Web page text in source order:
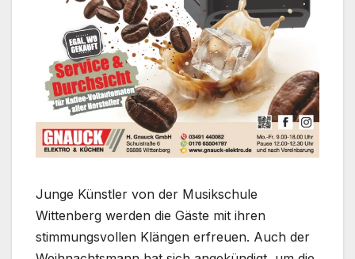
Junge Künstler von der Musikschule
Wittenberg werden die Gäste mit ihren
stimmungsvollen Klängen erfreuen. Auch der